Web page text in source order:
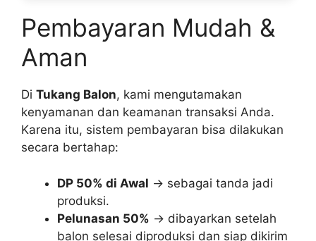
Pembayaran Mudah &
Aman
Di Tukang Balon, kami mengutamakan
kenyamanan dan keamanan transaksi Anda.
Karena itu, sistem pembayaran bisa dilakukan
secara bertahap:
DP 50% di Awal → sebagai tanda jadi
produksi.
Pelunasan 50% → dibayarkan setelah
balon selesai diproduksi dan siap dikirim